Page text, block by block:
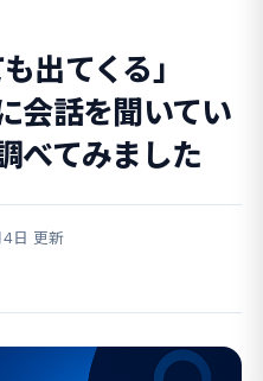
出てくる」
話を聞いてい
べてみました
日 更新